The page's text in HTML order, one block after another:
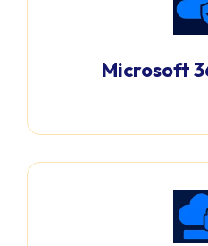
Microsoft